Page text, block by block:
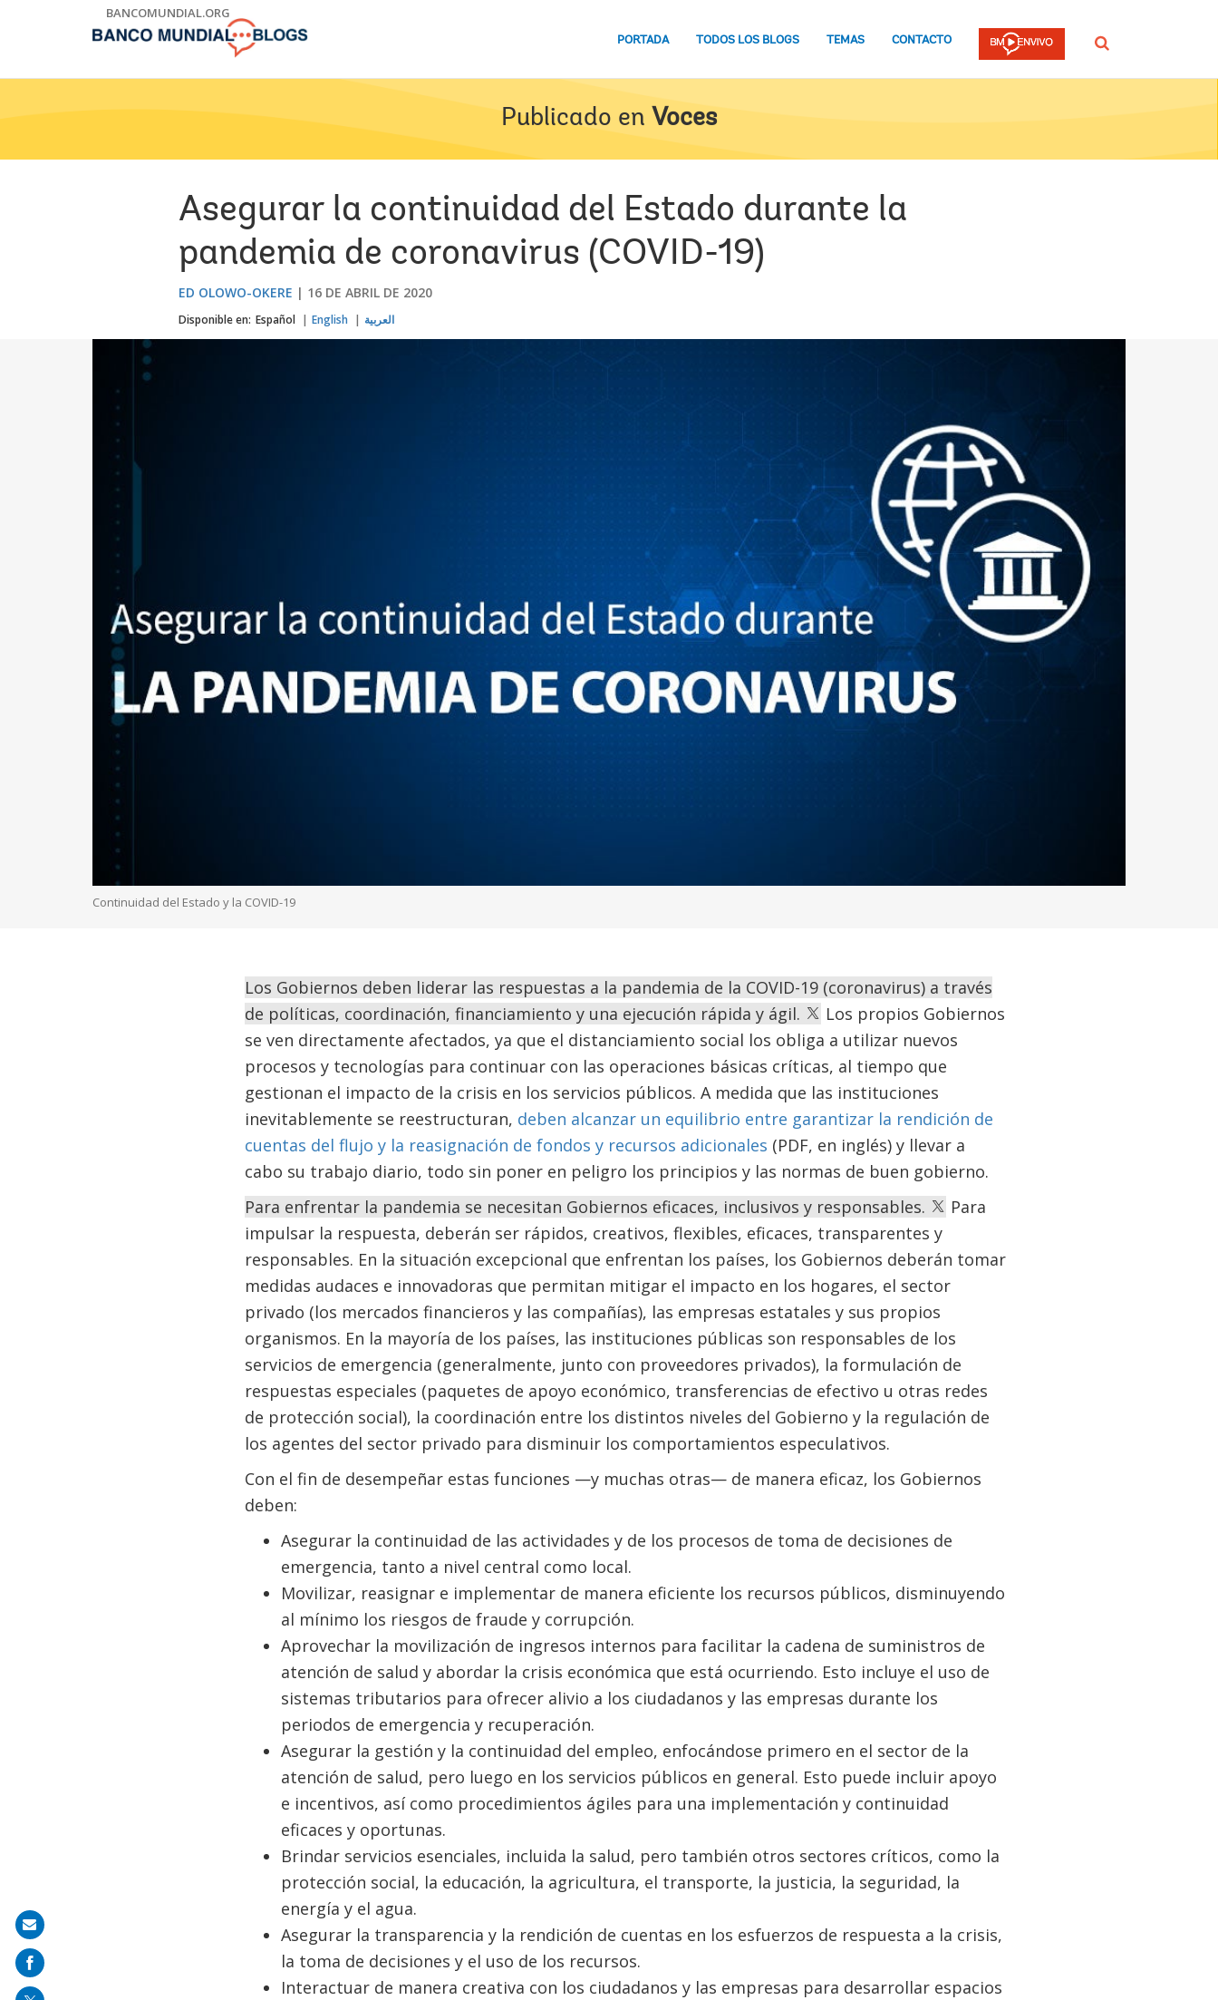
BANCOMUNDIAL.ORG
PORTADA TODOS LOS BLOGS TEMAS CONTACTO Buscar
Publicado en Voces
Asegurar la continuidad del Estado durante la
pandemia de coronavirus (COVID-19)
ED OLOWO-OKERE 16 DE ABRIL DE 2020
Disponible en: Español English العربية
Continuidad del Estado y la COVID-19
Los Gobiernos deben liderar las respuestas a la pandemia de la COVID-19 (coronavirus) a través
de políticas, coordinación, financiamiento y una ejecución rápida y ágil.
Los propios Gobiernos
se ven directamente afectados, ya que el distanciamiento social los obliga a utilizar nuevos
procesos y tecnologías para continuar con las operaciones básicas críticas, al tiempo que
gestionan el impacto de la crisis en los servicios públicos. A medida que las instituciones
inevitablemente se reestructuran, deben alcanzar un equilibrio entre garantizar la rendición de
cuentas del flujo y la reasignación de fondos y recursos adicionales (PDF, en inglés) y llevar a
cabo su trabajo diario, todo sin poner en peligro los principios y las normas de buen gobierno.
Para enfrentar la pandemia se necesitan Gobiernos eficaces, inclusivos y responsables.
Para
impulsar la respuesta, deberán ser rápidos, creativos, flexibles, eficaces, transparentes y
responsables. En la situación excepcional que enfrentan los países, los Gobiernos deberán tomar
medidas audaces e innovadoras que permitan mitigar el impacto en los hogares, el sector
privado (los mercados financieros y las compañías), las empresas estatales y sus propios
organismos. En la mayoría de los países, las instituciones públicas son responsables de los
servicios de emergencia (generalmente, junto con proveedores privados), la formulación de
respuestas especiales (paquetes de apoyo económico, transferencias de efectivo u otras redes
de protección social), la coordinación entre los distintos niveles del Gobierno y la regulación de
los agentes del sector privado para disminuir los comportamientos especulativos.
Con el fin de desempeñar estas funciones —y muchas otras— de manera eficaz, los Gobiernos
deben:
Asegurar la continuidad de las actividades y de los procesos de toma de decisiones de
emergencia, tanto a nivel central como local.
Movilizar, reasignar e implementar de manera eficiente los recursos públicos, disminuyendo
al mínimo los riesgos de fraude y corrupción.
Aprovechar la movilización de ingresos internos para facilitar la cadena de suministros de
atención de salud y abordar la crisis económica que está ocurriendo. Esto incluye el uso de
sistemas tributarios para ofrecer alivio a los ciudadanos y las empresas durante los
periodos de emergencia y recuperación.
Asegurar la gestión y la continuidad del empleo, enfocándose primero en el sector de la
atención de salud, pero luego en los servicios públicos en general. Esto puede incluir apoyo
e incentivos, así como procedimientos ágiles para una implementación y continuidad
eficaces y oportunas.
Brindar servicios esenciales, incluida la salud, pero también otros sectores críticos, como la
protección social, la educación, la agricultura, el transporte, la justicia, la seguridad, la
energía y el agua.
Asegurar la transparencia y la rendición de cuentas en los esfuerzos de respuesta a la crisis,
la toma de decisiones y el uso de los recursos.
Interactuar de manera creativa con los ciudadanos y las empresas para desarrollar espacios
Share
on
mail